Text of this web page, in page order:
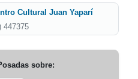
Cultural Juan Yaparí
447375
sobre: